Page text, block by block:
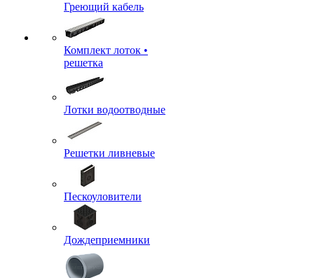
Греющий кабель
Комплект лоток •
решетка
Лотки водоотводные
Решетки ливневые
Пескоуловители
Дождеприемники